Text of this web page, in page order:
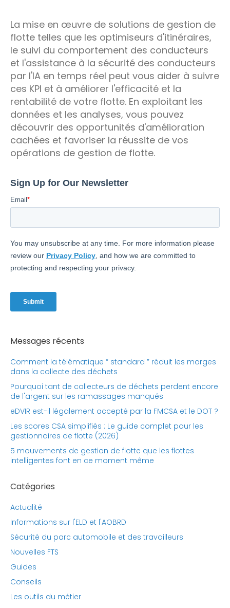
La mise en œuvre de solutions de gestion de
flotte telles que les optimiseurs d'itinéraires,
le suivi du comportement des conducteurs
et l'assistance à la sécurité des conducteurs
par l'IA en temps réel peut vous aider à suivre
ces KPI et à améliorer l'efficacité et la
rentabilité de votre flotte. En exploitant les
données et les analyses, vous pouvez
découvrir des opportunités d'amélioration
cachées et favoriser la réussite de vos
opérations de gestion de flotte.
Messages récents
Comment la télématique “ standard ” réduit les marges
dans la collecte des déchets
Pourquoi tant de collecteurs de déchets perdent encore
de l'argent sur les ramassages manqués
eDVIR est-il légalement accepté par la FMCSA et le DOT ?
Les scores CSA simplifiés : Le guide complet pour les
gestionnaires de flotte (2026)
5 mouvements de gestion de flotte que les flottes
intelligentes font en ce moment même
Catégories
Actualité
Informations sur l'ELD et l'AOBRD
Sécurité du parc automobile et des travailleurs
Nouvelles FTS
Guides
Conseils
Les outils du métier